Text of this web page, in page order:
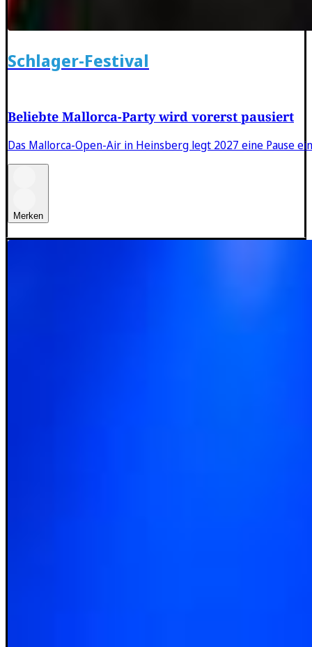
Schlager-Festival
Beliebte Mallorca-Party wird vorerst pausiert
Das Mallorca-Open-Air in Heinsberg legt 2027 eine Pause
Merken